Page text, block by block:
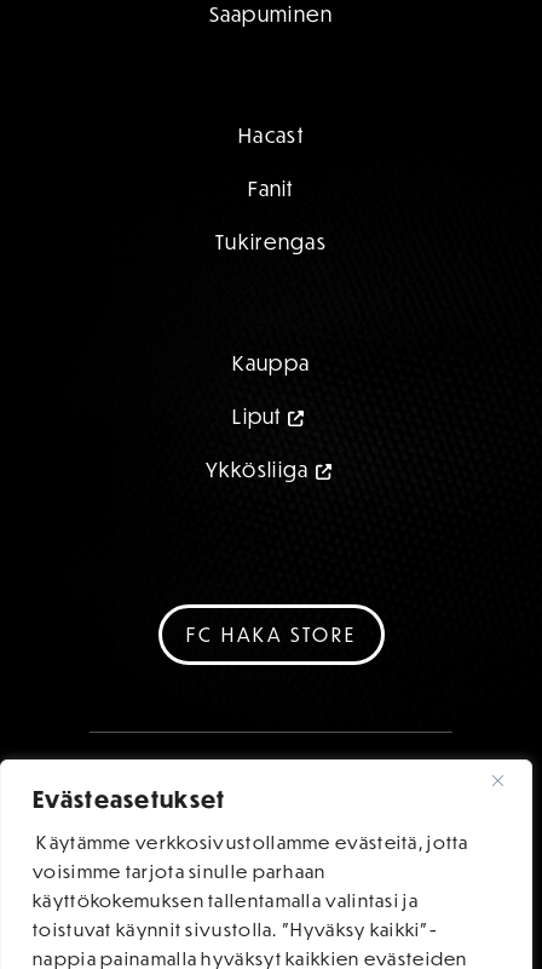
Evästeasetukset
Käytämme verkkosivustollamme evästeitä, jotta
voisimme tarjota sinulle parhaan
käyttökokemuksen tallentamalla valintasi ja
toistuvat käynnit sivustolla. "Hyväksy kaikki"-
nappia painamalla hyväksyt kaikkien evästeiden
Saapuminen
Hacast
Fanit
Tukirengas
Kauppa
Liput
Ykkösliiga
FC HAKA STORE